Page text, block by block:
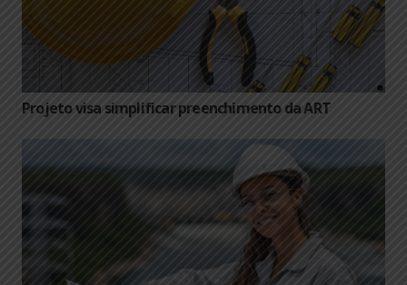
Projeto visa simplificar preenchimento da ART